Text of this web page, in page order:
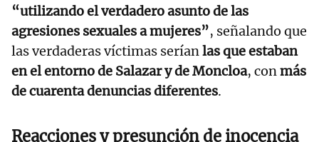
“utilizando el verdadero asunto de las
agresiones sexuales a mujeres”, señalando que
las verdaderas víctimas seríanlas que estaban
en el entorno de Salazar y de Moncloa, conmás
de cuarenta denuncias diferentes.
Reacciones y presunción de inocencia